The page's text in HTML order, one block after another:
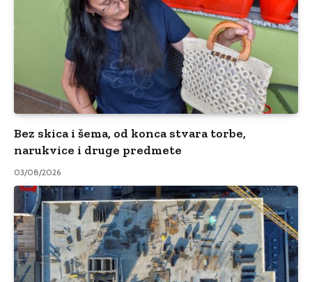
Bez skica i šema, od konca stvara torbe,
narukvice i druge predmete
03/08/2026